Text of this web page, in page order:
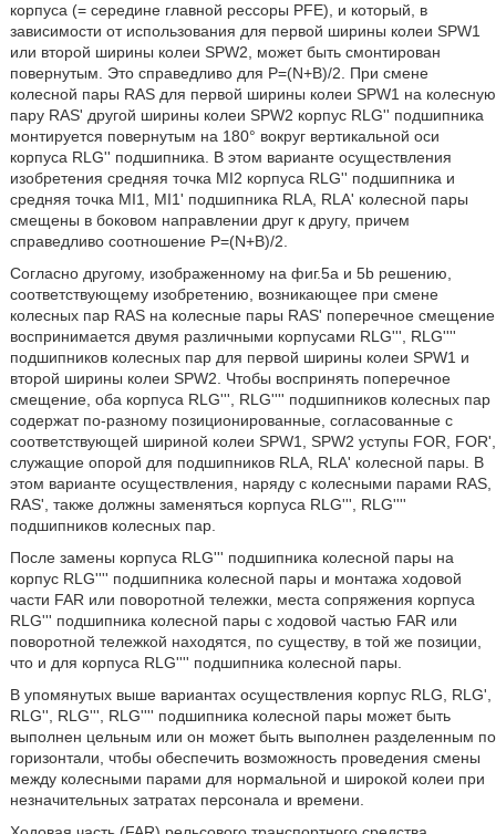
корпуса (= середине главной рессоры PFE), и который, в
зависимости от использования для первой ширины колеи SPW1
или второй ширины колеи SPW2, может быть смонтирован
повернутым. Это справедливо для P=(N+B)/2. При смене
колесной пары RAS для первой ширины колеи SPW1 на колесную
пару RAS' другой ширины колеи SPW2 корпус RLG'' подшипника
монтируется повернутым на 180° вокруг вертикальной оси
корпуса RLG'' подшипника. В этом варианте осуществления
изобретения средняя точка MI2 корпуса RLG'' подшипника и
средняя точка MI1, MI1' подшипника RLA, RLA' колесной пары
смещены в боковом направлении друг к другу, причем
справедливо соотношение P=(N+B)/2.
Согласно другому, изображенному на фиг.5а и 5b решению,
соответствующему изобретению, возникающее при смене
колесных пар RAS на колесные пары RAS' поперечное смещение
воспринимается двумя различными корпусами RLG''', RLG''''
подшипников колесных пар для первой ширины колеи SPW1 и
второй ширины колеи SPW2. Чтобы воспринять поперечное
смещение, оба корпуса RLG''', RLG'''' подшипников колесных пар
содержат по-разному позиционированные, согласованные с
соответствующей шириной колеи SPW1, SPW2 уступы FOR, FOR',
служащие опорой для подшипников RLA, RLA' колесной пары. В
этом варианте осуществления, наряду с колесными парами RAS,
RAS', также должны заменяться корпуса RLG''', RLG''''
подшипников колесных пар.
После замены корпуса RLG''' подшипника колесной пары на
корпус RLG'''' подшипника колесной пары и монтажа ходовой
части FAR или поворотной тележки, места сопряжения корпуса
RLG''' подшипника колесной пары с ходовой частью FAR или
поворотной тележкой находятся, по существу, в той же позиции,
что и для корпуса RLG'''' подшипника колесной пары.
В упомянутых выше вариантах осуществления корпус RLG, RLG',
RLG'', RLG''', RLG'''' подшипника колесной пары может быть
выполнен цельным или он может быть выполнен разделенным по
горизонтали, чтобы обеспечить возможность проведения смены
между колесными парами для нормальной и широкой колеи при
незначительных затратах персонала и времени.